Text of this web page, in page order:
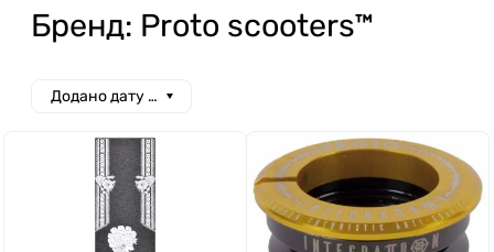
Бренд: Proto scooters™
Додано дату спад